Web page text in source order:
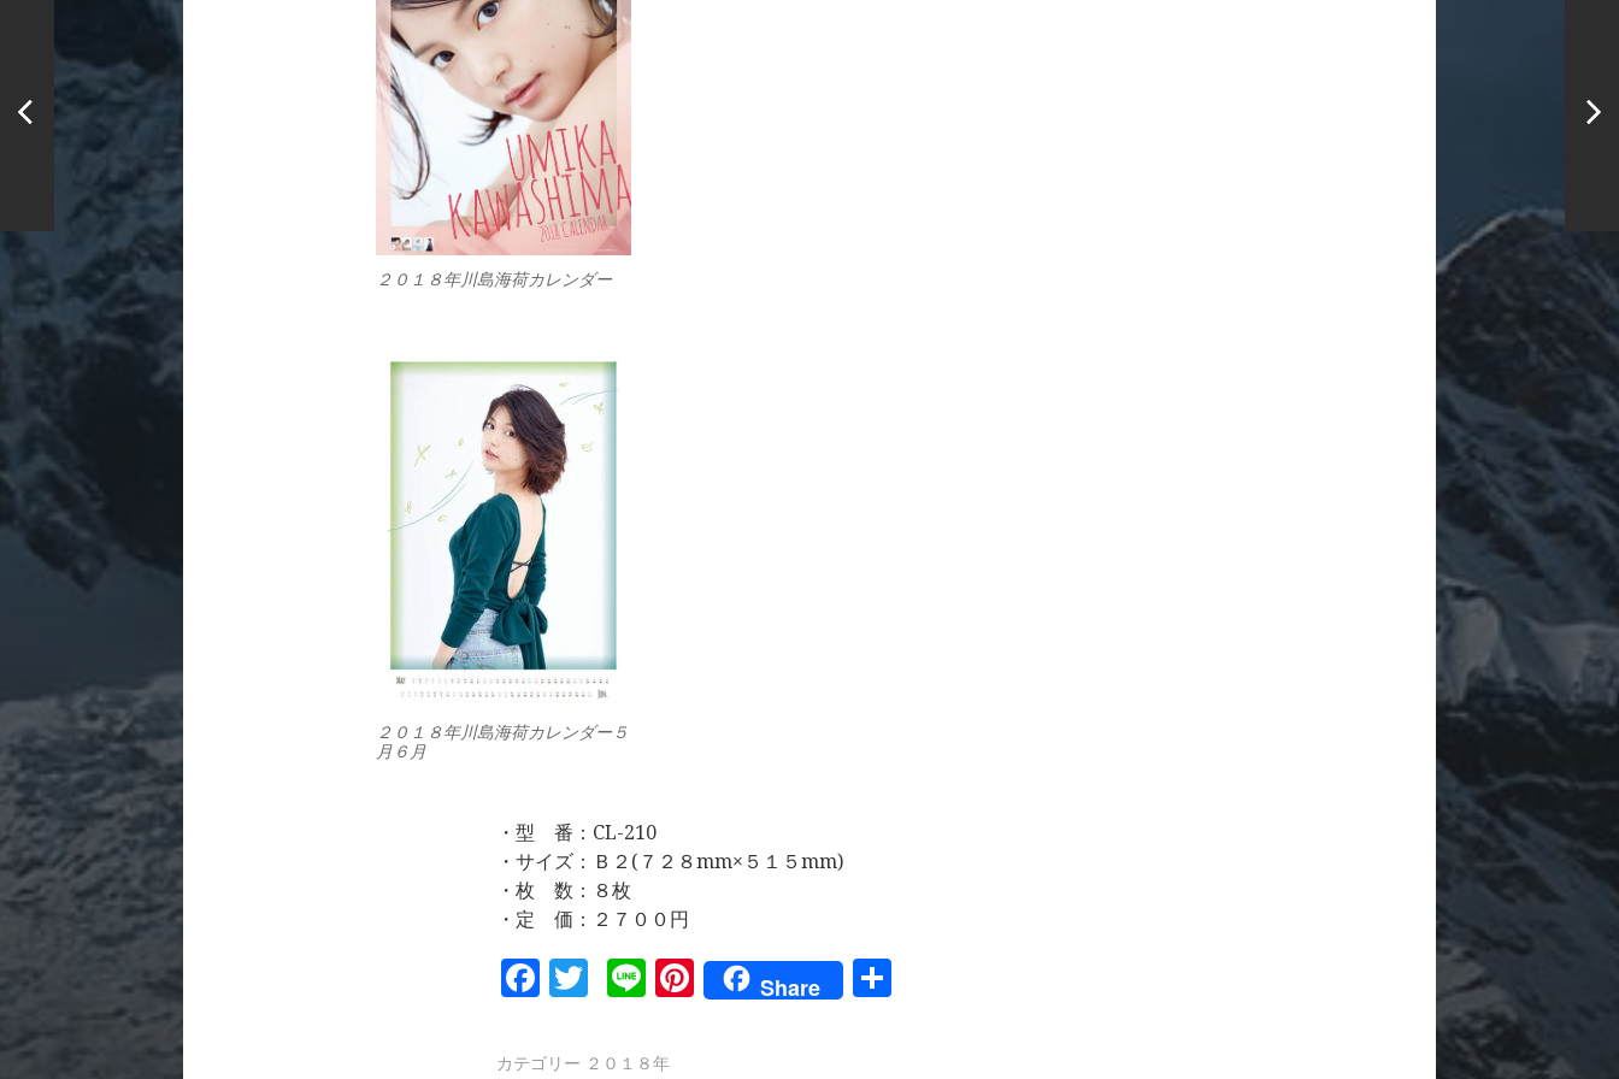
２０１８年川島海荷カレンダー
２０１８年川島海荷カレンダー５
月６月
・型 番：CL-210
・サイズ：Ｂ２(７２８mm×５１５mm)
・枚 数：８枚
・定 価：２７００円
Facebook
Twitter
LinePinterest
Share
カテゴリー ２０１８年